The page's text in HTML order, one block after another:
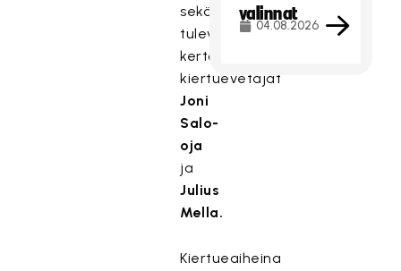
sekä
tulevaan,
kertovat
kiertuevetäjät
Joni
Salo-
oja
ja
Julius
Mella.
Kiertueaiheina
valinnat
04.08.2026